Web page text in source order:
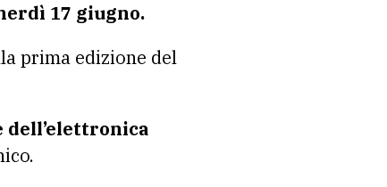
17 giugno.
prima edizione del
dell’elettronica